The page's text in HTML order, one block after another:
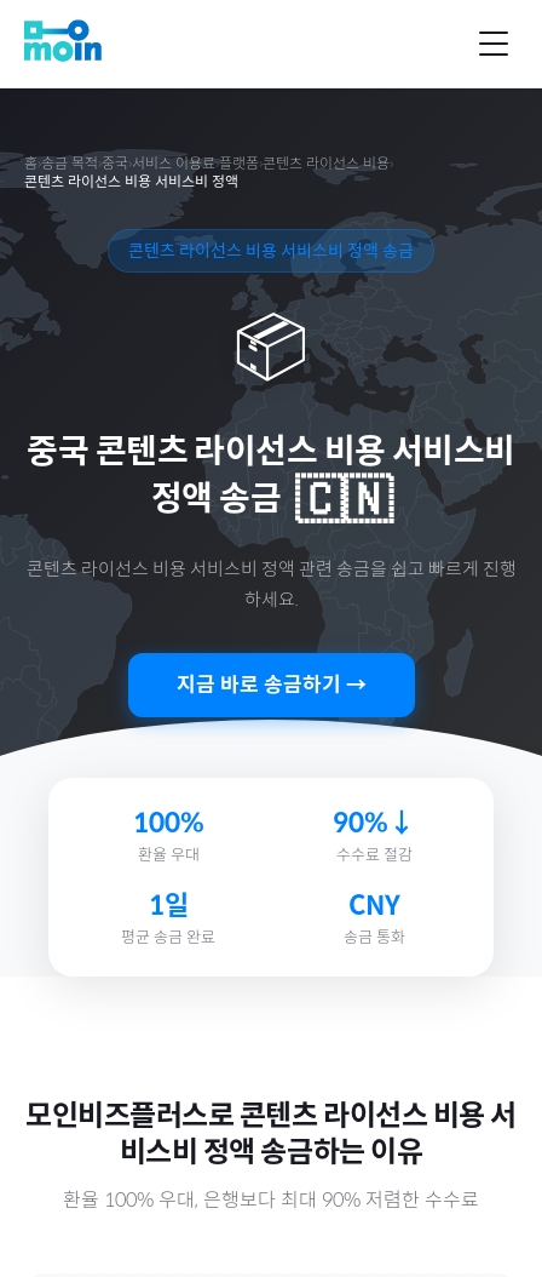
홈›송금 목적›중국›서비스 이용료›플랫폼›콘텐츠 라이선스 비용›
콘텐츠 라이선스 비용 서비스비 정액
콘텐츠 라이선스 비용 서비스비 정액 송금
📦
중국 콘텐츠 라이선스 비용 서비스비
정액 송금 🇨🇳
콘텐츠 라이선스 비용 서비스비 정액 관련 송금을 쉽고 빠르게 진행
하세요.
지금 바로 송금하기 →
100%
환율 우대
90%↓
수수료 절감
1일
평균 송금 완료
CNY
송금 통화
모인비즈플러스로 콘텐츠 라이선스 비용 서
비스비 정액 송금하는 이유
환율 100% 우대, 은행보다 최대 90% 저렴한 수수료